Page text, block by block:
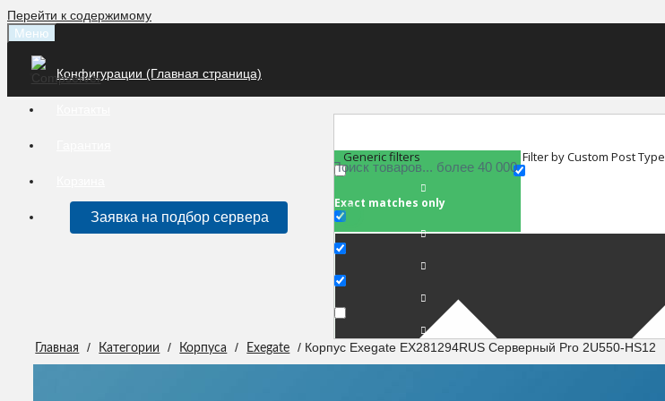
Перейти к содержимому
Меню
Конфигурации (Главная страница)
Заявка на подбор сервера
Generic filters
Exact matches only
Filter by Custom Post Type
Главная / Категории / Корпуса / Exegate / Корпус Exegate EX281294RUS Серверный Pro 2U550-HS12